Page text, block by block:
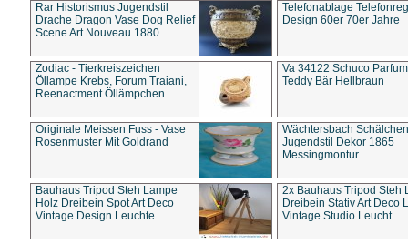
Rar Historismus Jugendstil
Drache Dragon Vase Dog Relief
Scene Art Nouveau 1880
Telefonablage
Design 60er 70er Jahre
Zodiac - Tierkreiszeichen
Öllampe Krebs, Forum Traiani,
Reenactment Öllämpchen
Va 34122 Schuco
Teddy Bär Hellbraun
Originale Meissen Fuss - Vase
Rosenmuster Mit Goldrand
Wächtersbach Schälchen
Jugendstil Dekor 1865
Messingmontur
Bauhaus Tripod Steh Lampe
Holz Dreibein Spot Art Deco
Vintage Design Leuchte
2x Bauhaus Tripod Steh
Dreibein Stativ Art Deco
Vintage Studio Leucht